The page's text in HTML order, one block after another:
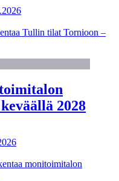
Tullin tilat Tornioon –
2028
monitoimitalon